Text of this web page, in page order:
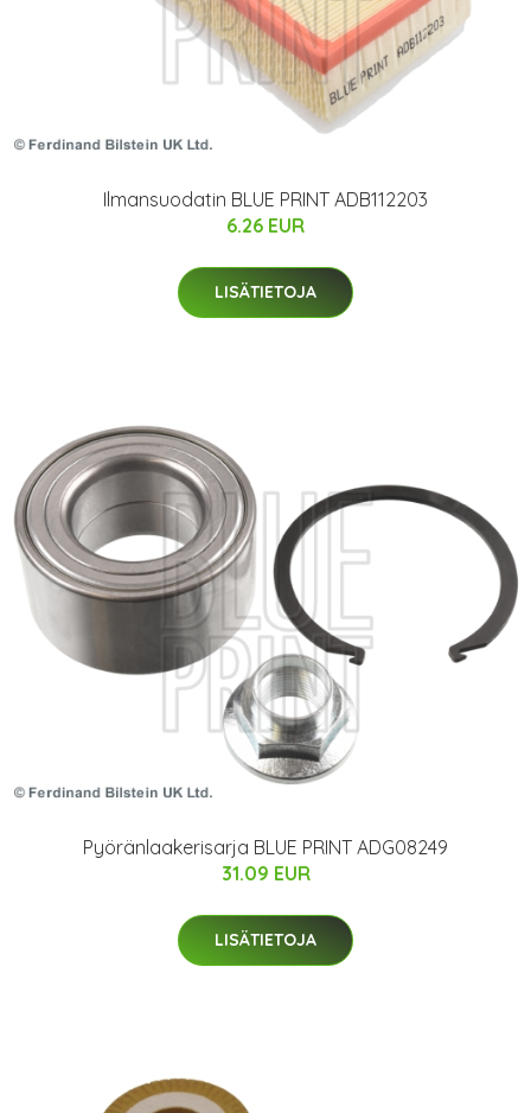
Ilmansuodatin BLUE PRINT ADB112203
6.26 EUR
LISÄTIETOJA
Pyöränlaakerisarja BLUE PRINT ADG08249
31.09 EUR
LISÄTIETOJA